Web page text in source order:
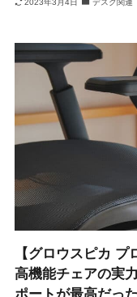
2023年3月4日 デスク関連
【グロウスピカ
高機能チェアの実